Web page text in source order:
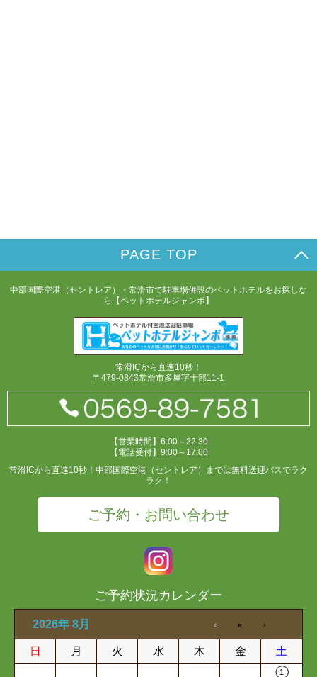
PAGE TOP
中部国際空港（セントレア）・常滑市で駐車場併設のペットホテルをお探しな
ら【ペットホテルジャンボ】
常滑ICから直進10秒！
〒479-0843常滑市多屋字十部11-1
【営業時間】6:00～22:30
【電話受付】9:00～17:00
常滑ICから直進10秒！中部国際空港（セントレア）までは無料送迎バスでラク
ラク！
ご予約・お問い合わせ
ご予約状況カレンダー
2026年 8月
日 月 火 水 木 金 土
1